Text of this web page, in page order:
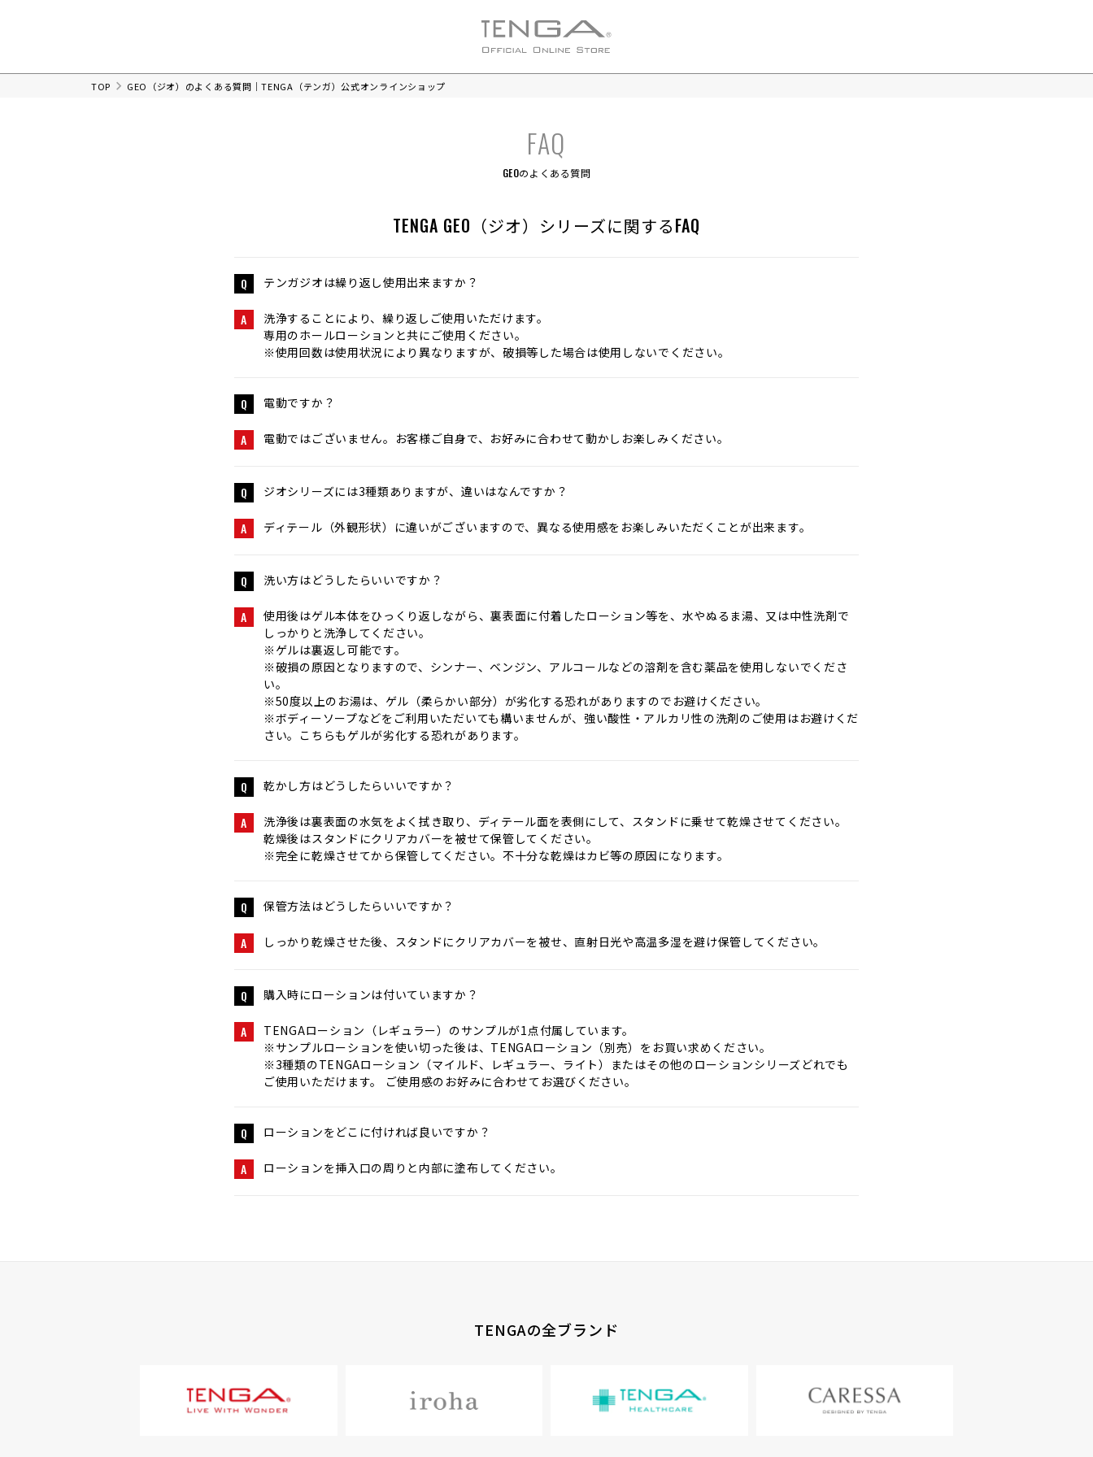
TOP GEO（ジオ）のよくある質問｜TENGA（テンガ）公式オンラインショップ
GEOのよくある質問
TENGA GEO（ジオ）シリーズに関するFAQ
Q テンガジオは繰り返し使用出来ますか？
A
洗浄することにより、繰り返しご使用いただけます。
専用のホールローションと共にご使用ください。
※使用回数は使用状況により異なりますが、破損等した場合は使用しないでください。
Q 電動ですか？
A 電動ではございません。お客様ご自身で、お好みに合わせて動かしお楽しみください。
Q ジオシリーズには3種類ありますが、違いはなんですか？
A ディテール（外観形状）に違いがございますので、異なる使用感をお楽しみいただくことが出来ます。
Q 洗い方はどうしたらいいですか？
A
使用後はゲル本体をひっくり返しながら、裏表面に付着したローション等を、水やぬるま湯、又は中性洗剤で
しっかりと洗浄してください。
※ゲルは裏返し可能です。
※破損の原因となりますので、シンナー、ベンジン、アルコールなどの溶剤を含む薬品を使用しないでくださ
い。
※50度以上のお湯は、ゲル（柔らかい部分）が劣化する恐れがありますのでお避けください。
※ボディーソープなどをご利用いただいても構いませんが、強い酸性・アルカリ性の洗剤のご使用はお避けくだ
さい。こちらもゲルが劣化する恐れがあります。
Q 乾かし方はどうしたらいいですか？
A
洗浄後は裏表面の水気をよく拭き取り、ディテール面を表側にして、スタンドに乗せて乾燥させてください。
乾燥後はスタンドにクリアカバーを被せて保管してください。
※完全に乾燥させてから保管してください。不十分な乾燥はカビ等の原因になります。
Q 保管方法はどうしたらいいですか？
A しっかり乾燥させた後、スタンドにクリアカバーを被せ、直射日光や高温多湿を避け保管してください。
Q 購入時にローションは付いていますか？
A
TENGAローション（レギュラー）のサンプルが1点付属しています。
※サンプルローションを使い切った後は、TENGAローション（別売）をお買い求めください。
※3種類のTENGAローション（マイルド、レギュラー、ライト）またはその他のローションシリーズどれでも
ご使用いただけます。 ご使用感のお好みに合わせてお選びください。
Q ローションをどこに付ければ良いですか？
A ローションを挿入口の周りと内部に塗布してください。
TENGAの全ブランド